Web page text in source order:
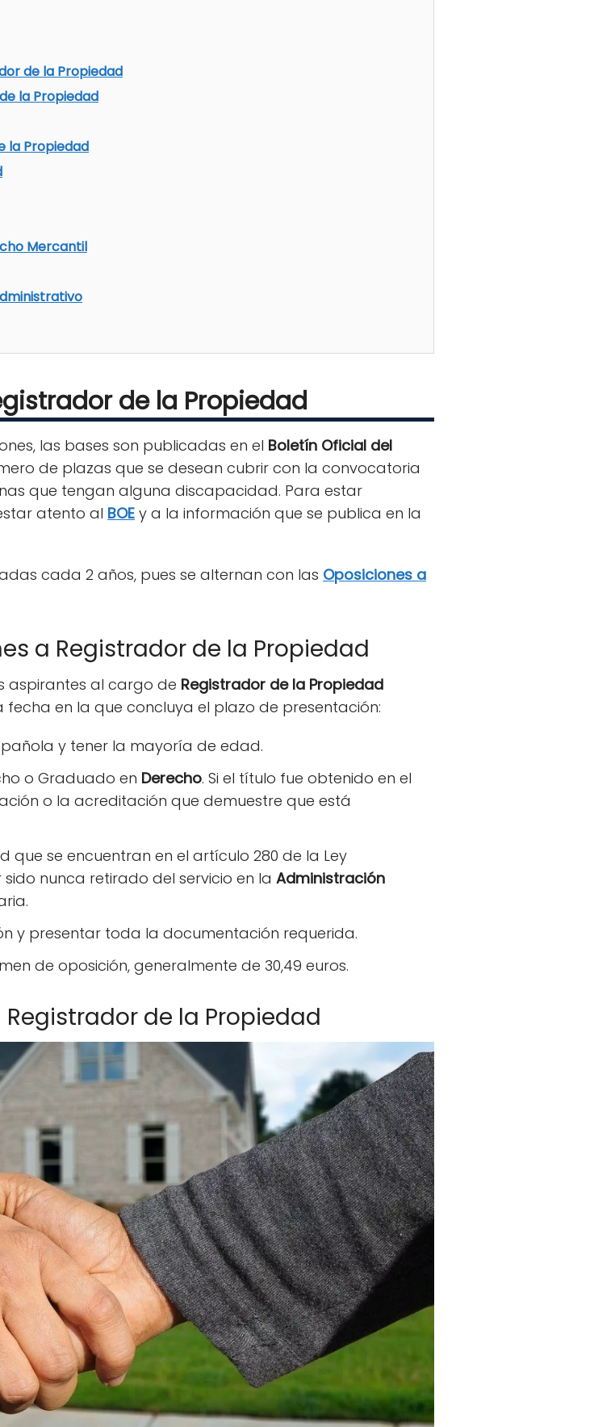
de la Propiedad
la Propiedad
la Propiedad
Mercantil
de la Propiedad
las bases son publicadas en el Boletín Oficial del
de plazas que se desean cubrir con la convocatoria
que tengan alguna discapacidad. Para estar
atento al BOE y a la información que se publica en la
cada 2 años, pues se alternan con las Oposiciones a
a Registrador de la Propiedad
aspirantes al cargo de Registrador de la Propiedad
fecha en la que concluya el plazo de presentación:
y tener la mayoría de edad.
o Graduado en Derecho. Si el título fue obtenido en el
o la acreditación que demuestre que está
se encuentran en el artículo 280 de la Ley
nunca retirado del servicio en la Administración
y presentar toda la documentación requerida.
de oposición, generalmente de 30,49 euros.
de la Propiedad